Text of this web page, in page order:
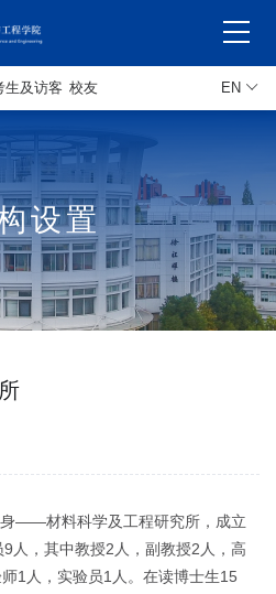
生及访客 校友 EN
设置
——材料科学及工程研究所，成立
人，其中教授2人，副教授2人，高
1人，实验员1人。在读博士生15